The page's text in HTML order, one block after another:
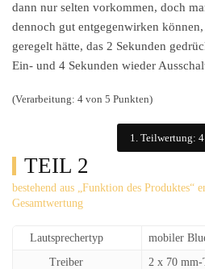
dann nur selten vorkommen, doch
dennoch gut entgegenwirken
geregelt hätte, das 2 Sekunden
Ein- und 4 Sekunden wieder
(Verarbeitung: 4 von 5 Punkten)
1. Teilwertung:
TEIL 2
bestehend aus „Funktion des Produktes“
Gesamtwertung
Lautsprechertyp
mobiler
Treiber
2 x 70 mm-